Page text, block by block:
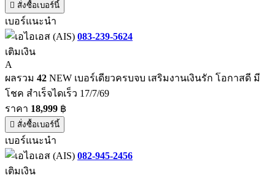
สั่งซื้อเบอร์นี้
เบอร์แนะนำ
083-239-5624
เติมเงิน
A
ผลรวม 42 NEW เบอร์เดียวครบจบ เสริมงานเงินรัก โอกาสดี มี
โชค สำเร็จไดเร็ว 17/7/69
ราคา 18,999 ฿
สั่งซื้อเบอร์นี้
เบอร์แนะนำ
082-945-2456
เติมเงิน